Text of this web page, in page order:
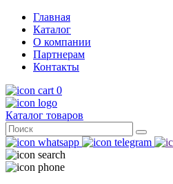
Главная
Каталог
О компании
Партнерам
Контакты
0
Каталог товаров
Поиск
for: